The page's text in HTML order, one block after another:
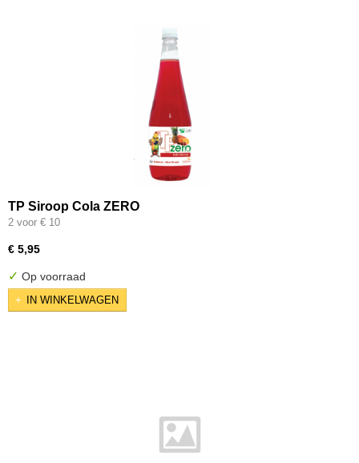
TP Siroop Cola ZERO
2 voor € 10
€ 5,95
✓ Op voorraad
IN WINKELWAGEN